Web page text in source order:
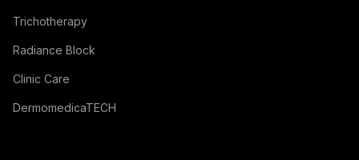
Trichotherapy
Radiance Block
Clinic Care
DermomedicaTECH